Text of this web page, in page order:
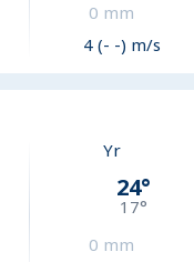
0 mm
4 (- -) m/s
Yr
24°
17°
0 mm